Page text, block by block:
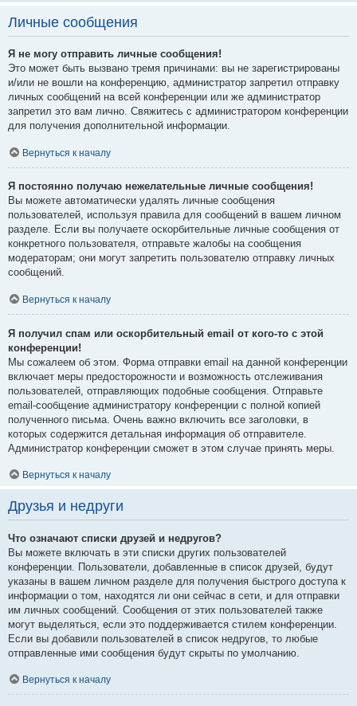
Личные сообщения
Я не могу отправить личные сообщения!
Это может быть вызвано тремя причинами: вы не зарегистрированы
и/или не вошли на конференцию, администратор запретил отправку
личных сообщений на всей конференции или же администратор
запретил это вам лично. Свяжитесь с администратором конференции
для получения дополнительной информации.
Вернуться к началу
Я постоянно получаю нежелательные личные сообщения!
Вы можете автоматически удалять личные сообщения
пользователей, используя правила для сообщений в вашем личном
разделе. Если вы получаете оскорбительные личные сообщения от
конкретного пользователя, отправьте жалобы на сообщения
модераторам; они могут запретить пользователю отправку личных
сообщений.
Вернуться к началу
Я получил спам или оскорбительный email от кого-то с этой
конференции!
Мы сожалеем об этом. Форма отправки email на данной конференции
включает меры предосторожности и возможность отслеживания
пользователей, отправляющих подобные сообщения. Отправьте
email-сообщение администратору конференции с полной копией
полученного письма. Очень важно включить все заголовки, в
которых содержится детальная информация об отправителе.
Администратор конференции сможет в этом случае принять меры.
Вернуться к началу
Друзья и недруги
Что означают списки друзей и недругов?
Вы можете включать в эти списки других пользователей
конференции. Пользователи, добавленные в список друзей, будут
указаны в вашем личном разделе для получения быстрого доступа к
информации о том, находятся ли они сейчас в сети, и для отправки
им личных сообщений. Сообщения от этих пользователей также
могут выделяться, если это поддерживается стилем конференции.
Если вы добавили пользователей в список недругов, то любые
отправленные ими сообщения будут скрыты по умолчанию.
Вернуться к началу